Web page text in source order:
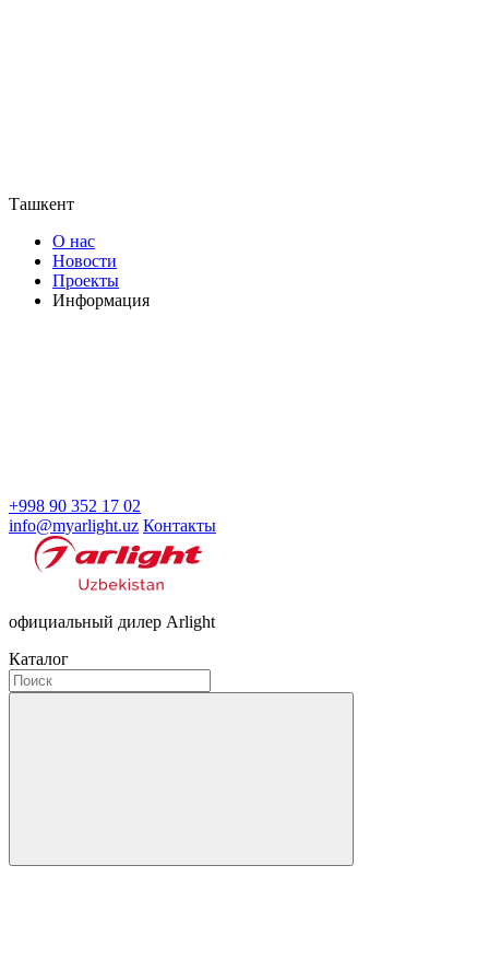
Ташкент
О нас
Новости
Проекты
Информация
+998 90 352 17 02
info@myarlight.uz Контакты
официальный дилер Arlight
Каталог